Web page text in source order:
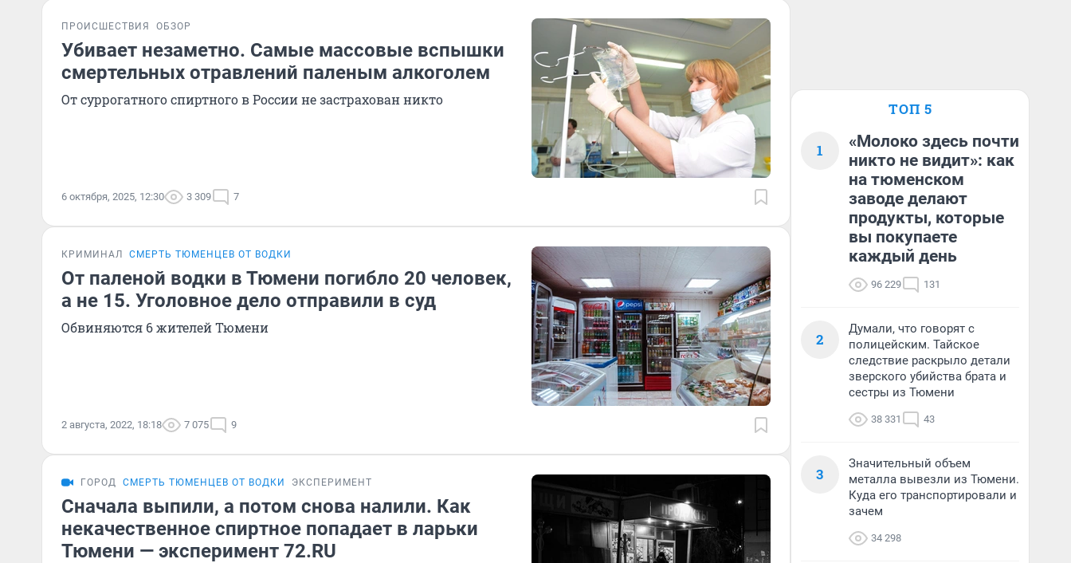
ПРОИСШЕСТВИЯ ОБЗОР
Убивает незаметно. Самые массовые вспышки
смертельных отравлений паленым алкоголем
От суррогатного спиртного в России не застрахован никто
6 октября, 2025, 12:30 3 309 7
КРИМИНАЛ СМЕРТЬ ТЮМЕНЦЕВ ОТ ВОДКИ
От паленой водки в Тюмени погибло 20 человек,
а не 15. Уголовное дело отправили в суд
Обвиняются 6 жителей Тюмени
2 августа, 2022, 18:18 7 075 9
ГОРОД СМЕРТЬ ТЮМЕНЦЕВ ОТ ВОДКИ ЭКСПЕРИМЕНТ
Сначала выпили, а потом снова налили. Как
некачественное спиртное попадает в ларьки
Тюмени — эксперимент 72.RU
ТОП 5
1
«Молоко здесь почти
никто не видит»: как
на тюменском
заводе делают
продукты, которые
вы покупаете
каждый день
96 229 131
2
Думали, что говорят с
полицейским. Тайское
следствие раскрыло детали
зверского убийства брата и
сестры из Тюмени
38 331 43
3
Значительный объем
металла вывезли из Тюмени.
Куда его транспортировали и
зачем
34 298